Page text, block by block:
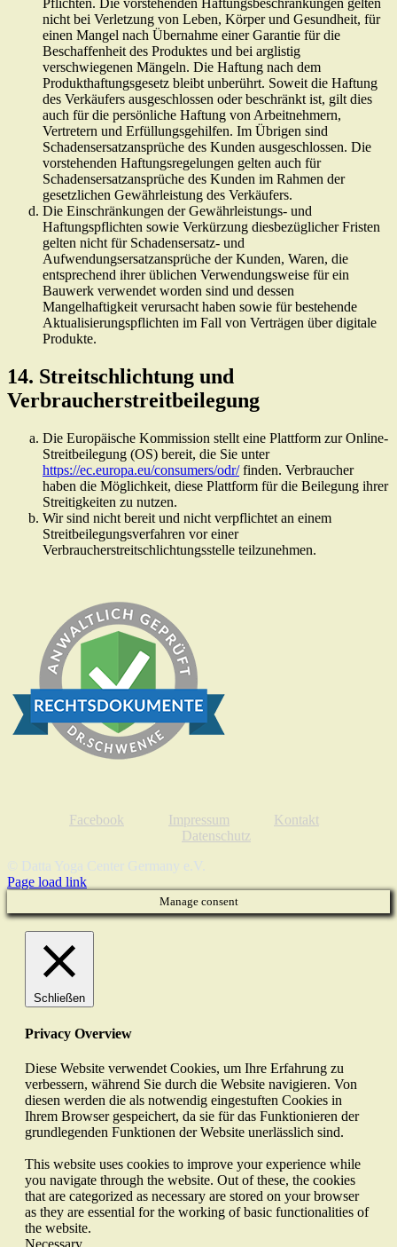
Pflichten. Die vorstehenden Haftungsbeschränkungen gelten
nicht bei Verletzung von Leben, Körper und Gesundheit, für
einen Mangel nach Übernahme einer Garantie für die
Beschaffenheit des Produktes und bei arglistig
verschwiegenen Mängeln. Die Haftung nach dem
Produkthaftungsgesetz bleibt unberührt. Soweit die Haftung
des Verkäufers ausgeschlossen oder beschränkt ist, gilt dies
auch für die persönliche Haftung von Arbeitnehmern,
Vertretern und Erfüllungsgehilfen. Im Übrigen sind
Schadensersatzansprüche des Kunden ausgeschlossen. Die
vorstehenden Haftungsregelungen gelten auch für
Schadensersatzansprüche des Kunden im Rahmen der
gesetzlichen Gewährleistung des Verkäufers.
Die Einschränkungen der Gewährleistungs- und
Haftungspflichten sowie Verkürzung diesbezüglicher Fristen
gelten nicht für Schadensersatz- und
Aufwendungsersatzansprüche der Kunden, Waren, die
entsprechend ihrer üblichen Verwendungsweise für ein
Bauwerk verwendet worden sind und dessen
Mangelhaftigkeit verursacht haben sowie für bestehende
Aktualisierungspflichten im Fall von Verträgen über digitale
Produkte.
14. Streitschlichtung und
Verbraucherstreitbeilegung
Die Europäische Kommission stellt eine Plattform zur Online-
Streitbeilegung (OS) bereit, die Sie unter
https://ec.europa.eu/consumers/odr/finden. Verbraucher
haben die Möglichkeit, diese Plattform für die Beilegung ihrer
Streitigkeiten zu nutzen.
Wir sind nicht bereit und nicht verpflichtet an einem
Streitbeilegungsverfahren vor einer
Verbraucherstreitschlichtungsstelle teilzunehmen.
Facebook Impressum
Kontakt
Datenschutz
© Datta Yoga Center Germany e.V.
Page load link
Manage consent
Schließen
Privacy Overview
Diese Website verwendet Cookies, um Ihre Erfahrung zu
verbessern, während Sie durch die Website navigieren. Von
diesen werden die als notwendig eingestuften Cookies in
Ihrem Browser gespeichert, da sie für das Funktionieren der
grundlegenden Funktionen der Website unerlässlich sind.
This website uses cookies to improve your experience while
you navigate through the website. Out of these, the cookies
that are categorized as necessary are stored on your browser
as they are essential for the working of basic functionalities of
the website.